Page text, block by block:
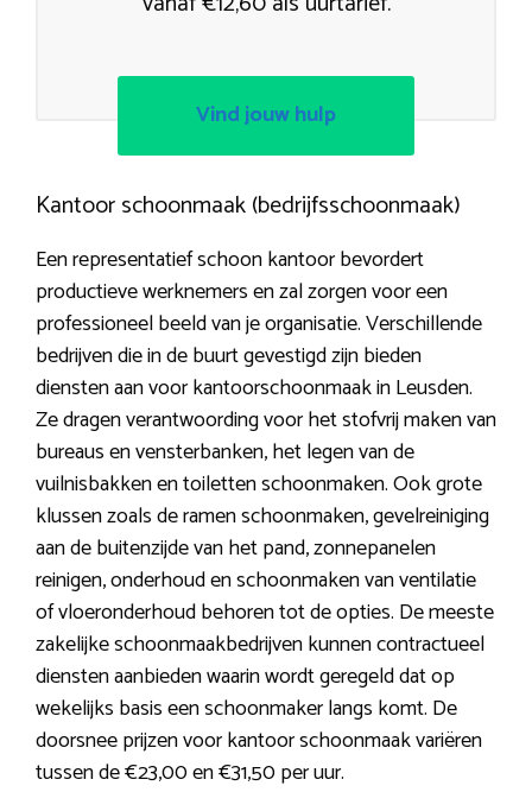
Vind jouw hulp
Kantoor schoonmaak (bedrijfsschoonmaak)
Een representatief schoon kantoor bevordert
productieve werknemers en zal zorgen voor een
professioneel beeld van je organisatie. Verschillende
bedrijven die in de buurt gevestigd zijn bieden
diensten aan voor kantoorschoonmaak in Leusden.
Ze dragen verantwoording voor het stofvrij maken van
bureaus en vensterbanken, het legen van de
vuilnisbakken en toiletten schoonmaken. Ook grote
klussen zoals de ramen schoonmaken, gevelreiniging
aan de buitenzijde van het pand, zonnepanelen
reinigen, onderhoud en schoonmaken van ventilatie
of vloeronderhoud behoren tot de opties. De meeste
zakelijke schoonmaakbedrijven kunnen contractueel
diensten aanbieden waarin wordt geregeld dat op
wekelijks basis een schoonmaker langs komt. De
doorsnee prijzen voor kantoor schoonmaak variëren
tussen de €23,00 en €31,50 per uur.